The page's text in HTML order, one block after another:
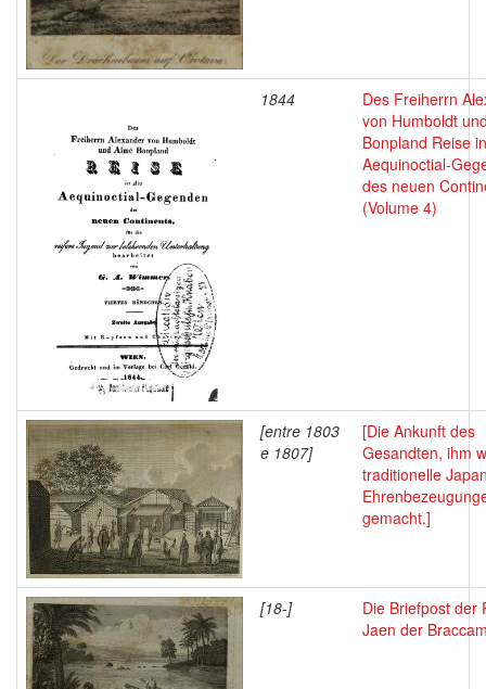
1844
Des Freiherrn
von Humboldt
Bonpland Reise
Aequinoctial-
des neuen
(Volume 4)
[entre 1803
e 1807]
[Die Ankunft des
Gesandten, ihm
traditionelle
gemacht.]
[18-]
Die Briefpost der
Jaen der